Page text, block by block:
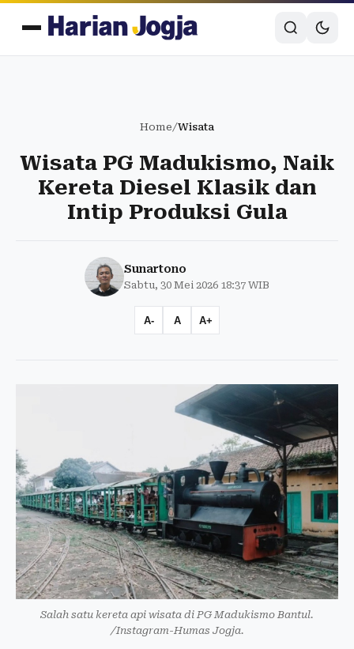
Home/Wisata
Wisata PG Madukismo, Naik
Kereta Diesel Klasik dan
Intip Produksi Gula
Sunartono
Sabtu, 30 Mei 2026 18:37 WIB
A- A A+
Salah satu kereta api wisata di PG Madukismo Bantul.
/Instagram-Humas Jogja.